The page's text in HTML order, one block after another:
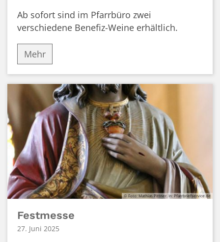
Ab sofort sind im Pfarrbüro zwei
verschiedene Benefiz-Weine erhältlich.
Mehr
© Foto: Mathias Pittner. In: Pfarrbriefservice.de
Festmesse
27. Juni 2025